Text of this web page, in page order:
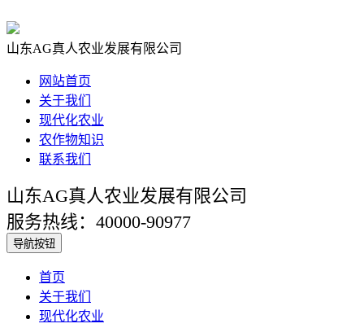
山东AG真人农业发展有限公司
网站首页
关于我们
现代化农业
农作物知识
联系我们
山东AG真人农业发展有限公司
服务热线：40000-90977
导航按钮
首页
关于我们
现代化农业